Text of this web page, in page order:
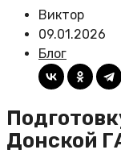
Виктор
09.01.2026
Блог
Донской